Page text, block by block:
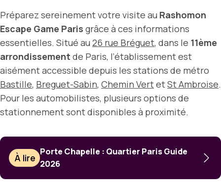
Préparez sereinement votre visite au Rashomon
Escape Game Paris grâce à ces informations
essentielles. Situé au 26 rue Bréguet, dans le 11ème
arrondissement de Paris, l’établissement est
aisément accessible depuis les stations de métro
Bastille, Breguet-Sabin, Chemin VertetSt Ambroise.
Pour les automobilistes, plusieurs options de
stationnement sont disponibles à proximité.
À lire
Porte Chapelle : Quartier Paris Guide
2026